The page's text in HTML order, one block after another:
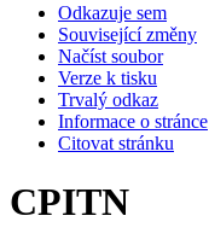
Odkazuje sem
Související změny
Načíst soubor
Verze k tisku
Trvalý odkaz
Informace o stránce
Citovat stránku
CPITN